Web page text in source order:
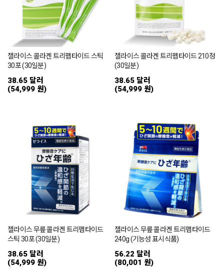
젤라이스 콜라겐 트리펩타이드 스틱
30포 (30일분)
38.65 달러
(54,999 원)
젤라이스 콜라겐 트리펩타이드 210정
(30일분)
38.65 달러
(54,999 원)
젤라이스 무릎 콜라겐 트리펩타이드
스틱 30포 (30일분)
38.65 달러
(54,999 원)
젤라이스 무릎 콜라겐 트리펩타이드
240g (기능성 표시식품)
56.22 달러
(80,001 원)